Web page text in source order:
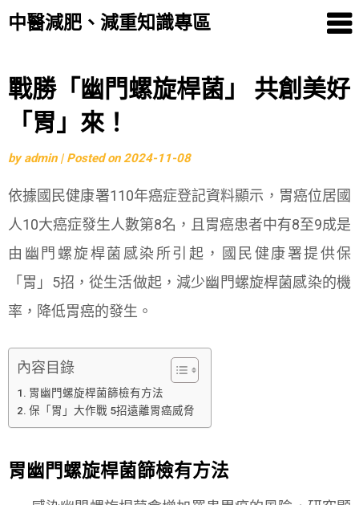
中醫減肥、減重知識專區
Skip
to
content
戰勝「幽門螺旋桿菌」 共創美好
「胃」來！
byadmin | Posted on2024-11-08
依據國民健康署110年癌症登記資料顯示，胃癌位居國
人10大癌症發生人數第8名，且胃癌患者中有8至9成是
由幽門螺旋桿菌感染所引起，國民健康署提供保
「胃」5招，從生活做起，減少幽門螺旋桿菌感染的機
率，降低胃癌的發生。
內容目錄
胃幽門螺旋桿菌篩檢有方法
保「胃」大作戰 5招遠離胃癌威脅
胃幽門螺旋桿菌篩檢有方法